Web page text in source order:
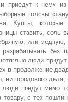
приедут к нему
головы
Купцы,
ставить, соль
или
без
люди
в продолжение
ни городового дела,
люди поедут мимо
товару, с тех